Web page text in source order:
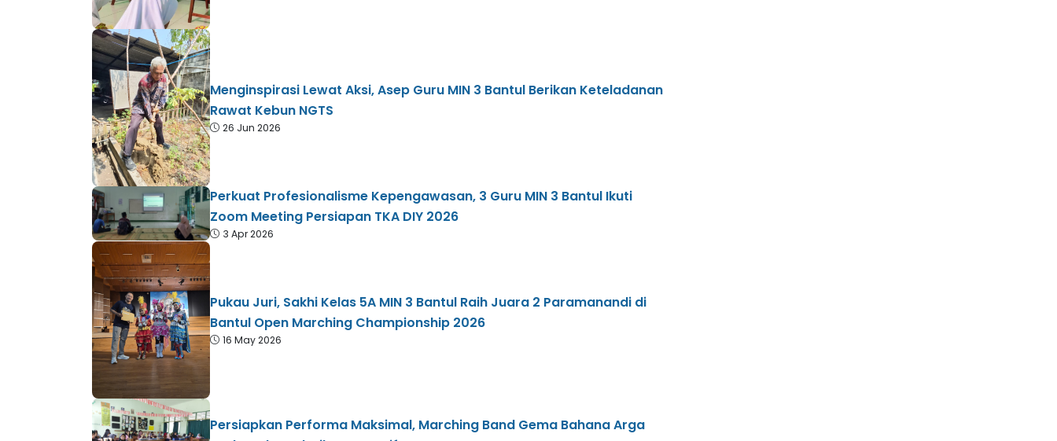
Menginspirasi Lewat Aksi, Asep Guru MIN 3 Bantul Berikan Keteladanan
Rawat Kebun NGTS
26 Jun 2026
Perkuat Profesionalisme Kepengawasan, 3 Guru MIN 3 Bantul Ikuti
Zoom Meeting Persiapan TKA DIY 2026
3 Apr 2026
Pukau Juri, Sakhi Kelas 5A MIN 3 Bantul Raih Juara 2 Paramanandi di
Bantul Open Marching Championship 2026
16 May 2026
Persiapkan Performa Maksimal, Marching Band Gema Bahana Arga